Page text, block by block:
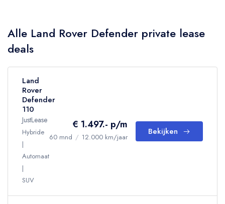
Alle Land Rover Defender private lease
deals
Land
Rover
Defender
110
JustLease
Hybride
Automaat
SUV
€ 1.497.- p/m
60 mnd / 12.000 km/jaar
Bekijken